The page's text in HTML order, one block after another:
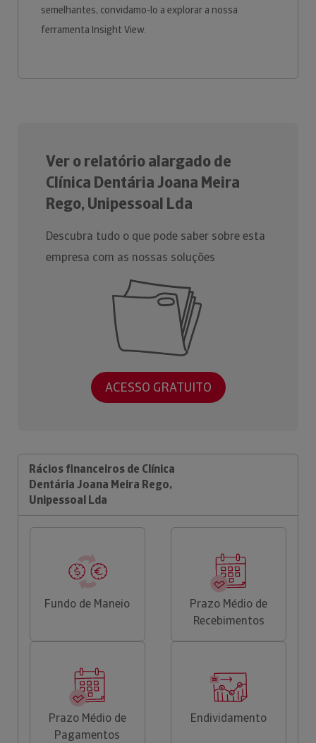
semelhantes, convidamo-lo a explorar a nossa
ferramenta Insight View.
Ver o relatório alargado de
Clínica Dentária Joana Meira
Rego, Unipessoal Lda
Descubra tudo o que pode saber sobre esta
empresa com as nossas soluções
ACESSO GRATUITO
Rácios financeiros de Clínica
Dentária Joana Meira Rego,
Unipessoal Lda
Fundo de Maneio
Prazo Médio de
Recebimentos
Prazo Médio de
Pagamentos
Endividamento